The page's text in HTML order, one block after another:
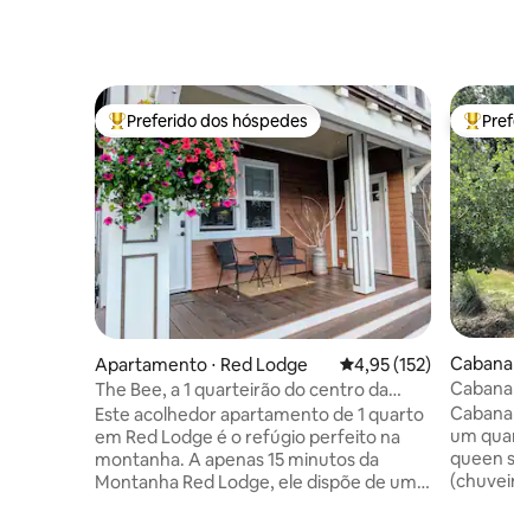
Entre os melhores preferidos dos hóspedes
Preferido dos hóspedes
Apartamento ⋅ Red Lodge 4,95 de uma
4,95 (152)
The Bee, a 1 quarteirão do centro da
cidade
Este acolhedor apartamento de 1 quarto
em Red Lodge é o refúgio perfeito na
montanha. A apenas 15 minutos da
Montanha Red Lodge, ele dispõe de uma
Entre
perto
um
queen